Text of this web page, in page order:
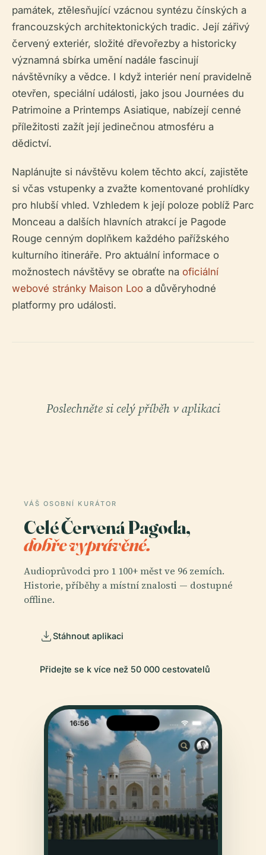
památek, ztělesňující vzácnou syntézu čínských a
francouzských architektonických tradic. Její zářivý
červený exteriér, složité dřevořezby a historicky
významná sbírka umění nadále fascinují
návštěvníky a vědce. I když interiér není pravidelně
otevřen, speciální události, jako jsou Journées du
Patrimoine a Printemps Asiatique, nabízejí cenné
příležitosti zažít její jedinečnou atmosféru a
dědictví.
Naplánujte si návštěvu kolem těchto akcí, zajistěte
si včas vstupenky a zvažte komentované prohlídky
pro hlubší vhled. Vzhledem k její poloze poblíž Parc
Monceau a dalších hlavních atrakcí je Pagode
Rouge cenným doplňkem každého pařížského
kulturního itineráře. Pro aktuální informace o
možnostech návštěvy se obraťte na oficiální
webové stránky Maison Loo a důvěryhodné
platformy pro události.
Poslechněte si celý příběh v aplikaci
VÁŠ OSOBNÍ KURÁTOR
Celé Červená Pagoda,
dobře vyprávěné.
Audioprůvodci pro 1 100+ měst ve 96 zemích.
Historie, příběhy a místní znalosti — dostupné
offline.
Stáhnout aplikaci
Přidejte se k více než 50 000 cestovatelů